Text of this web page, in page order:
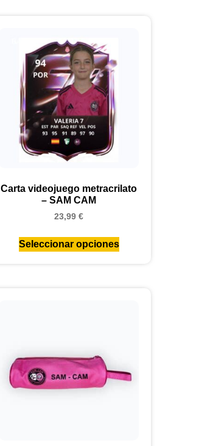
Carta videojuego metracrilato
– SAM CAM
23,99 €
Seleccionar opciones